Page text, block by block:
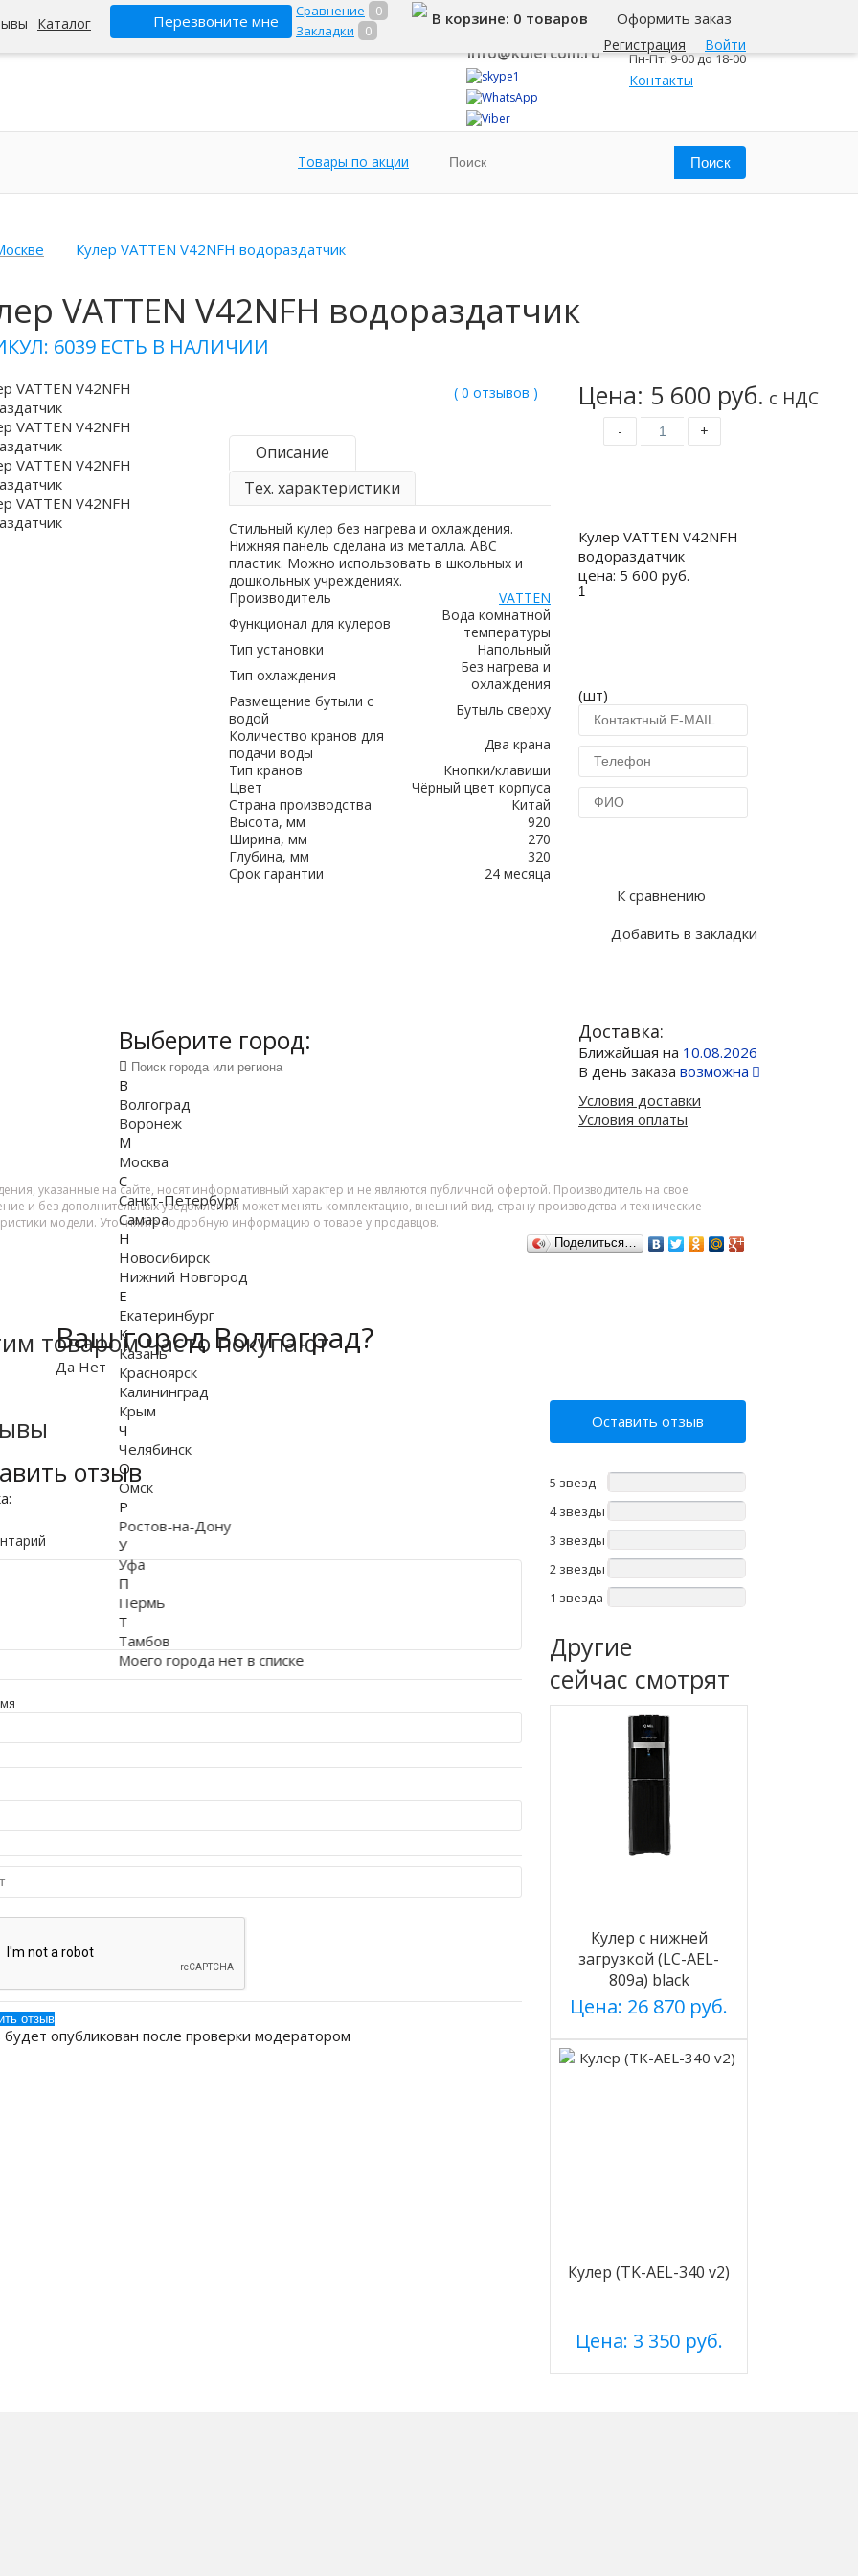
Каталог Перезвоните мне
Сравнение
0
Закладки
0
Регистрация Войти
В корзине: 0 товаров Оформить заказ
8 800 500-345-1
info@kulercom.ru
Самара
Пн-Пт: 9-00 до 18-00
Контакты
Товары по акции
Кулер VATTEN V42NFH водораздатчик
VATTEN V42NFH водораздатчик
6039 ЕСТЬ В НАЛИЧИИ
Цена: 5 600 руб. с НДС
- +
Кулер VATTEN V42NFH
водораздатчик
цена: 5 600 руб.
(шт)
К сравнению
Добавить в закладки
Доставка:
Ближайшая на 10.08.2026
В день заказа возможна
Условия доставки
Условия оплаты
( 0 отзывов )
Описание
Тех. характеристики
Стильный кулер без нагрева и охлаждения.
Нижняя панель сделана из металла. АВС
пластик. Можно использовать в школьных и
дошкольных учреждениях.
Производитель
VATTEN
Функционал для кулеров
Вода комнатной
температуры
Тип установки
Напольный
Тип охлаждения
Без нагрева и
охлаждения
Размещение бутыли с
водой
Бутыль сверху
Количество кранов для
подачи воды
Два крана
Тип кранов
Кнопки/клавиши
Цвет
Чёрный цвет корпуса
Страна производства
Китай
Высота, мм
920
Ширина, мм
270
Глубина, мм
320
Срок гарантии
24 месяца
указанные на сайте, носят информативный характер и не являются публичной офертой. Производитель на свое
и без дополнительных уведомлений может менять комплектацию, внешний вид, страну производства и технические
модели. Уточняйте подробную информацию о товаре у продавцов.
Поделиться…
товаром часто покупают
отзыв
опубликован после проверки модератором
Оставить отзыв
5 звезд
4 звезды
3 звезды
2 звезды
1 звезда
Другие
сейчас смотрят
Кулер с нижней
загрузкой (LC-AEL-
809a) black
Цена: 26 870 руб.
Кулер (TK-AEL-340 v2)
Цена: 3 350 руб.
Ваш город Волгоград?
Да Нет
Выберите город:
В
Волгоград
Воронеж
М
Москва
С
Санкт-Петербург
Самара
Н
Новосибирск
Нижний Новгород
Е
Екатеринбург
К
Казань
Красноярск
Калининград
Крым
Ч
Челябинск
О
Омск
Р
Ростов-на-Дону
У
Уфа
П
Пермь
Т
Тамбов
Моего города нет в списке